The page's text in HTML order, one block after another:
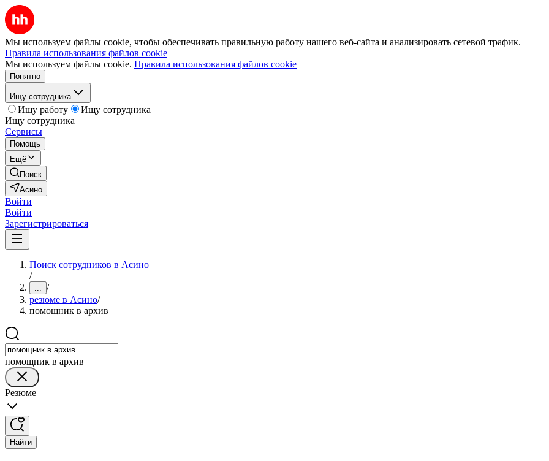
Мы используем файлы cookie, чтобы обеспечивать правильную работу нашего веб-сайта и анализировать сетевой трафик.
Правила использования файлов cookie
Мы используем файлы cookie. Правила использования файлов cookie
Понятно
Ищу сотрудника
Ищу работу
Ищу сотрудника
Ищу сотрудника
Сервисы
Помощь
Ещё
Поиск
Асино
Войти
Войти
Зарегистрироваться
Поиск сотрудников в Асино
/
... /
резюме в Асино/
помощник в архив
помощник в архив
Резюме
Найти